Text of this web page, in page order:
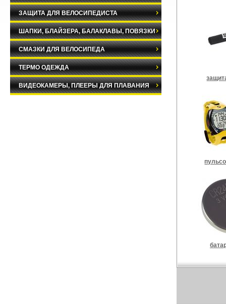
ЗАЩИТА ДЛЯ ВЕЛОСИПЕДИСТА
ШАПКИ, БЛАЙЗЕРА, БАЛАКЛАВЫ, ПОВЯЗКИ
СМАЗКИ ДЛЯ ВЕЛОСИПЕДА
ТЕРМО ОДЕЖДА
ВИДЕОКАМЕРЫ, ПЛЕЕРЫ ДЛЯ ПЛАВАНИЯ